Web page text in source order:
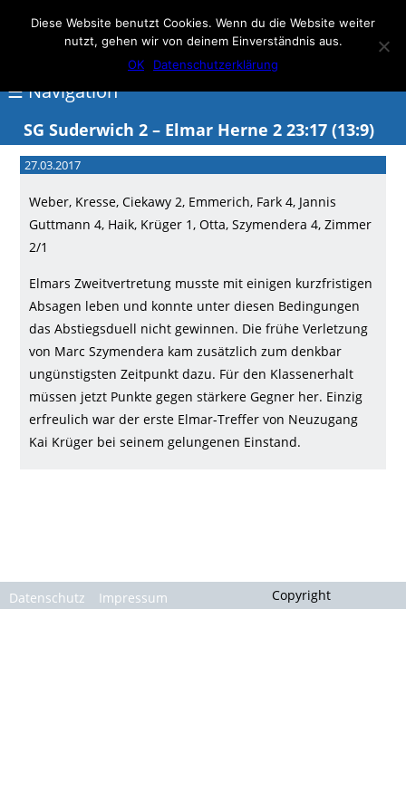
Elmar Herne 22
100% Handball
☰ Navigation
Elmar
Herne
Events
Handball
Schwimmen
login
Gallerie
SG Suderwich 2 – Elmar Herne 2 23:17 (13:9)
27.03.2017
Weber, Kresse, Ciekawy 2, Emmerich, Fark 4, Jannis
Guttmann 4, Haik, Krüger 1, Otta, Szymendera 4, Zimmer
2/1
Elmars Zweitvertretung musste mit einigen kurzfristigen
Absagen leben und konnte unter diesen Bedingungen
das Abstiegsduell nicht gewinnen. Die frühe Verletzung
von Marc Szymendera kam zusätzlich zum denkbar
ungünstigsten Zeitpunkt dazu. Für den Klassenerhalt
müssen jetzt Punkte gegen stärkere Gegner her. Einzig
erfreulich war der erste Elmar-Treffer von Neuzugang
Kai Krüger bei seinem gelungenen Einstand.
Datenschutz Impressum Copyright
Diese Website benutzt Cookies. Wenn du die Website weiter
nutzt, gehen wir von deinem Einverständnis aus.
OK
Datenschutzerklärung